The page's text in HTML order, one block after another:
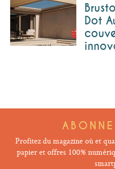
Dot
Profitez du magazine où et
papier et offres 100%